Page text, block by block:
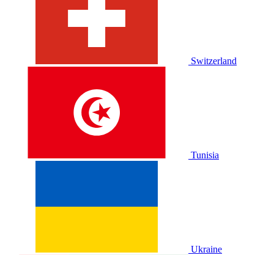
Switzerland
Tunisia
Ukraine